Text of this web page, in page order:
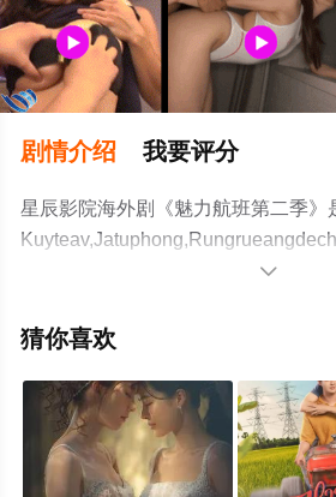
剧情介绍 我要评分
星辰影院海外剧《魅力航班第二季》
曼妮·耶美肯,帕克普泓·隆牧塞侗,温查
希
电视剧，手机免费观看高清未删减
星辰电影网，热播电视剧提前免费
移步至豆瓣电视剧、电视猫或剧情网

猜你喜欢